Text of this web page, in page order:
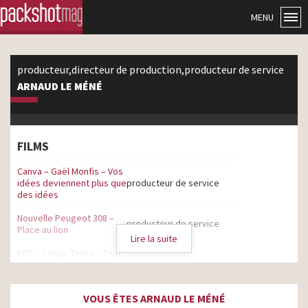
MENU
producteur,directeur de production,producteur de service
ARNAUD LE MÉNÉ
FILMS
Canva – Gaël Monfis – Vos
idées deviennent plus que
des idées
producteur de service
Nouvelle Peugeot 308 –
Place au lion
producteur de service
KFC – Crispy Tacos – Tout
ce qui vous fait rêver,
producteur de service
Lacoste – Original – Pierredirecteur de production
Lire la suite
VOUS ÊTES ARNAUD LE MÉNÉ